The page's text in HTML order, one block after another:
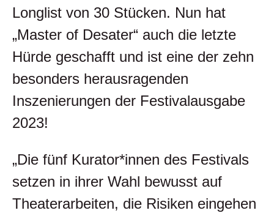
Longlist von 30 Stücken. Nun hat
„Master of Desater“ auch die letzte
Hürde geschafft und ist eine der zehn
besonders herausragenden
Inszenierungen der Festivalausgabe
2023!
„Die fünf Kurator*innen des Festivals
setzen in ihrer Wahl bewusst auf
Theaterarbeiten, die Risiken eingehen